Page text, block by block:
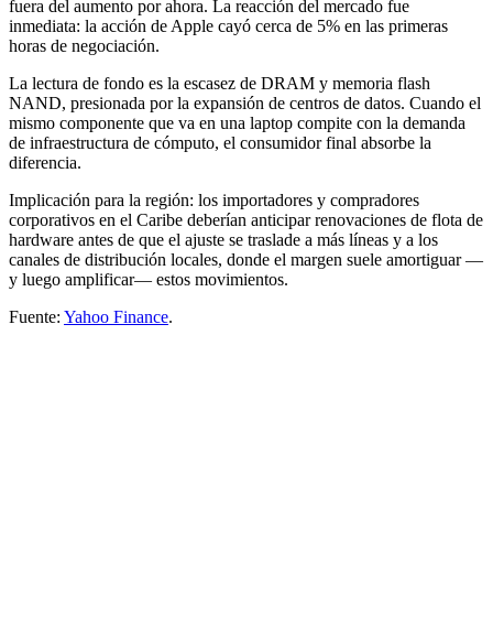
fuera del aumento por ahora. La reacción del mercado fue
inmediata: la acción de Apple cayó cerca de 5% en las primeras
horas de negociación.
La lectura de fondo es la escasez de DRAM y memoria flash
NAND, presionada por la expansión de centros de datos. Cuando el
mismo componente que va en una laptop compite con la demanda
de infraestructura de cómputo, el consumidor final absorbe la
diferencia.
Implicación para la región: los importadores y compradores
corporativos en el Caribe deberían anticipar renovaciones de flota de
hardware antes de que el ajuste se traslade a más líneas y a los
canales de distribución locales, donde el margen suele amortiguar —
y luego amplificar— estos movimientos.
Fuente: Yahoo Finance.